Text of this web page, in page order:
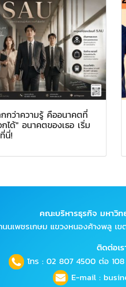
กว่าความรู้ คืออนาคตที่
กได้" อนาคตของเธอ เริ่ม
นี่!
คณะบริหารธุรกิจ มหาวิท
นนเพชรเกษม แขวงหนองค้างพลู เ
ติดต่อเร
โทร : 02 807 4500 ต่อ
E-mail :